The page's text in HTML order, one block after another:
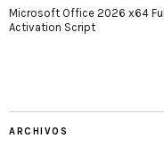
Microsoft Office 2026 x64
Activation Script
ARCHIVOS